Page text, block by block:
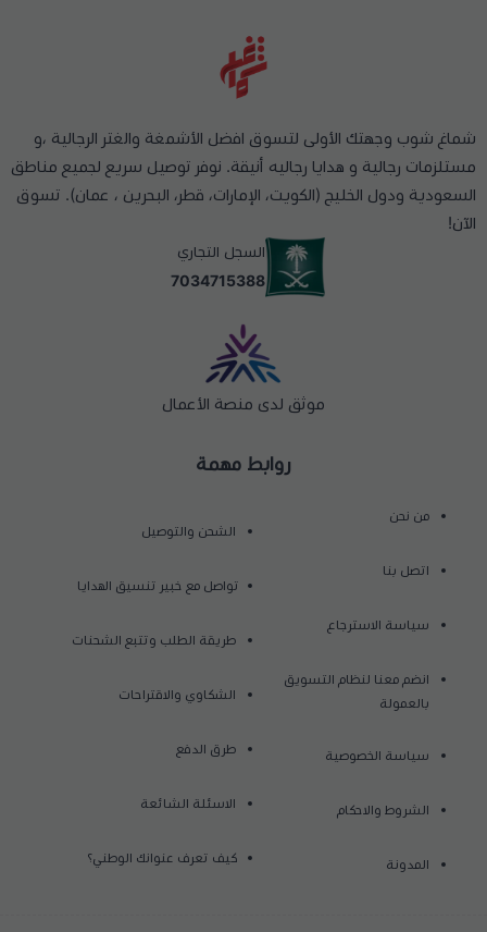
روابط مهمة
من نحن
اتصل بنا
سياسة الاسترجاع
انضم معنا لنظام التسويق
بالعمولة
سياسة الخصوصية
الشروط والاحكام
المدونة
الشحن والتوصيل
تواصل مع خبير تنسيق الهدايا
طريقة الطلب وتتبع الشحنات
الشكاوي والاقتراحات
طرق الدفع
الاسئلة الشائعة
كيف تعرف عنوانك الوطني؟
شماغ شوب وجهتك الأولى لتسوق افضل الأشمغة والغتر الرجالية ،و
مستلزمات رجالية و هدايا رجاليه أنيقة. نوفر توصيل سريع لجميع مناطق
السعودية ودول الخليج (الكويت، الإمارات، قطر، البحرين ، عمان). تسوق
الآن!
السجل التجاري
7034715388
موثق لدى منصة الأعمال